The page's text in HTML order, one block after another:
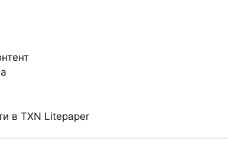
в TXN Litepaper